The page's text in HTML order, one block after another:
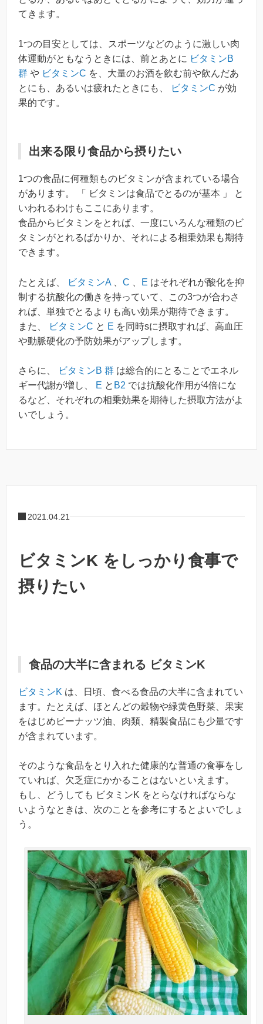
てきます。
1つの目安としては、スポーツなどのように激しい肉
体運動がともなうときには、前とあとに ビタミンB
群 や ビタミンC を、大量のお酒を飲む前や飲んだあ
とにも、あるいは疲れたときにも、
ビタミンC が効
果的です。
出来る限り食品から摂りたい
1つの食品に何種類ものビタミンが含まれている場合
があります。 「 ビタミンは食品でとるのが基本 」 と
いわれるわけもここにあります。
食品からビタミンをとれば、一度にいろんな種類のビ
タミンがとれるばかりか、それによる相乗効果も期待
できます。
たとえば、 ビタミンA C E はそれぞれが酸化を抑
制する抗酸化の働きを持っていて、この3つが合わさ
れば、単独でとるよりも高い効果が期待できます。
また、
ビタミンC と E を同時sに摂取すれば、高血圧
や動脈硬化の予防効果がアップします。
さらに、 ビタミンB 群 は総合的にとることでエネル
ギー代謝が増し、
E と B2 では抗酸化作用が4倍にな
るなど、それぞれの相乗効果を期待した摂取方法がよ
いでしょう。
2021.04.21
ビタミンK をしっかり食事で
摂りたい
食品の大半に含まれる ビタミンK
ビタミンK は、日頃、食べる食品の大半に含まれてい
ます。たとえば、ほとんどの穀物や緑黄色野菜、果実
をはじめピーナッツ油、肉類、精製食品にも少量です
が含まれています。
そのような食品をとり入れた健康的な普通の食事をし
ていれば、欠乏症にかかることはないといえます。
もし、どうしても ビタミンK をとらなければならな
いようなときは、次のことを参考にするとよいでしょ
う。